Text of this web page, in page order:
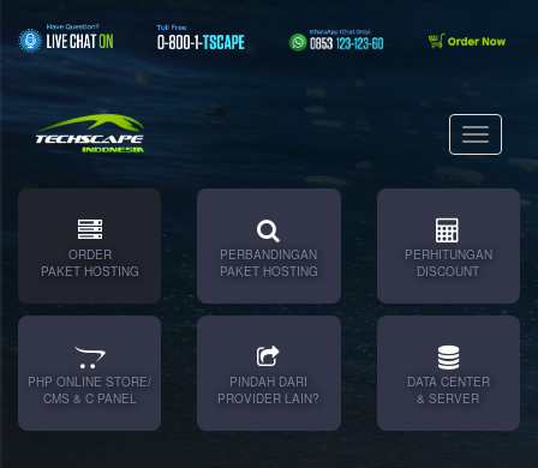
ORDER
PAKET HOSTING
PERBANDINGAN
PAKET HOSTING
PERHITUNGAN
DISCOUNT
PHP ONLINE STORE/
CMS & C PANEL
PINDAH DARI
PROVIDER LAIN?
DATA CENTER
& SERVER